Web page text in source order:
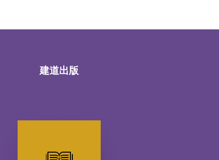
建道出版